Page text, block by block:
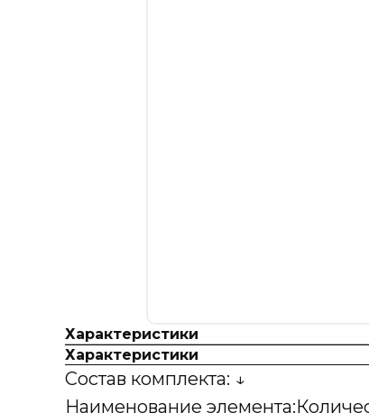
Характеристики
Характеристики
Состав комплекта: ↓
Наименование